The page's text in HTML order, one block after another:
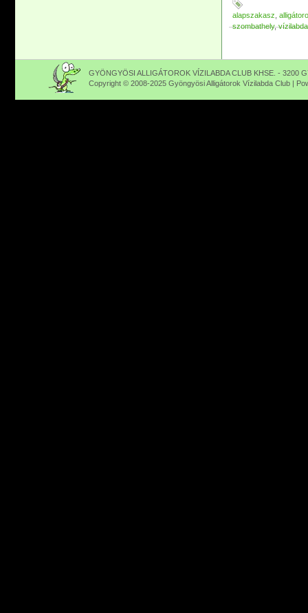
alapszakasz
szombathely,vízilabda
GYÖNGYÖSI ALLIGÁTOROK VÍZILABDA CLUB KHSE. - 3200
Copyright © 2008-2025 Gyöngyösi Alligátorok Vízilabda Club |